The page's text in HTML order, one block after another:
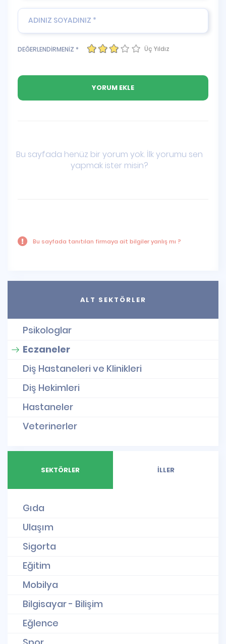
DEĞERLENDİRMENİZ * Üç Yıldız
Bu sayfada henüz bir yorum yok. İlk yorumu sen
yapmak ister misin?
Bu sayfada tanıtılan firmaya ait bilgiler yanlış mı ?
ALT SEKTÖRLER
Psikologlar
Eczaneler
Diş Hastaneleri ve Klinikleri
Diş Hekimleri
Hastaneler
Veterinerler
SEKTÖRLER İLLER
Gıda
Ulaşım
Sigorta
Eğitim
Mobilya
Bilgisayar - Bilişim
Eğlence